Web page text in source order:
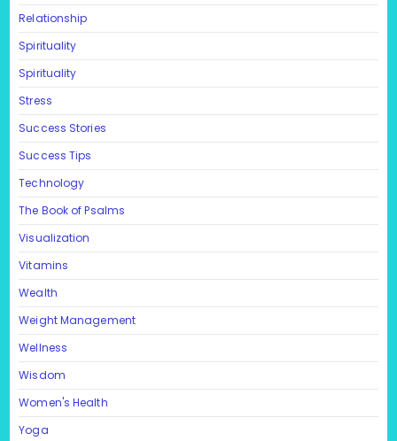
Relationship
Spirituality
Spirituality
Stress
Success Stories
Success Tips
Technology
The Book of Psalms
Visualization
Vitamins
Wealth
Weight Management
Wellness
Wisdom
Women's Health
Yoga